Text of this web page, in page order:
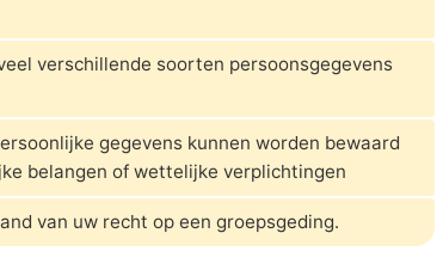
verschillende soorten persoonsgegevens
gegevens kunnen worden bewaard
belangen of wettelijke verplichtingen
van uw recht op een groepsgeding.